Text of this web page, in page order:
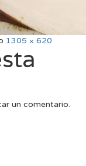
1305 × 620
un comentario.